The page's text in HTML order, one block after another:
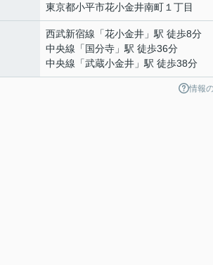
東京都小平市花小金井南町 １丁目
西武新宿線 「花小金井 」駅 徒歩8分
中央線 「 国分寺 」駅 徒歩36分
中央線 「武蔵小金井 」駅 徒歩38分
情報